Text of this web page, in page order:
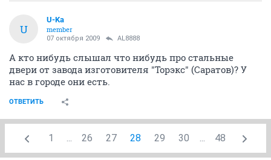
U
U-Ka
member
07 октября 2009 AL8888
А кто нибудь слышал что нибудь про стальные
двери от завода изготовителя "Торэкс" (Саратов)? У
нас в городе они есть.
ОТВЕТИТЬ
1 ... 26 27 28 29 30 ... 48